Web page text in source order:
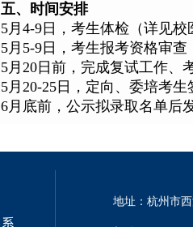
五、时间安排
5月4-9日，考生体检（详见校
5月5-9日，考生报考资格审查
5月20日前，完成复试工作、
5月20-25日，定向、委培考
6月底前，公示拟录取名单后
地址：杭州市